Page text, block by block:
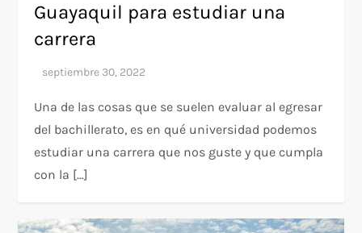
Guayaquil para estudiar una
carrera
Una de las cosas que se suelen evaluar al egresar
del bachillerato, es en qué universidad podemos
estudiar una carrera que nos guste y que cumpla
con la […]